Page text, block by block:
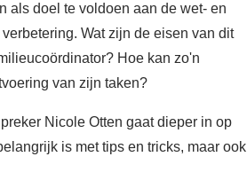
als doel te voldoen aan de wet- en
Wat zijn de eisen van dit
Hoe kan zo'n
van zijn taken?
Nicole Otten gaat dieper in op
is met tips en tricks, maar ook